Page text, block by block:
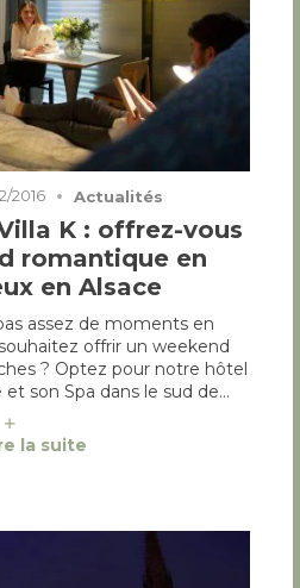
2016 Actualités
K : offrez-vous
romantique en
en Alsace
assez de moments en
offrir un weekend
? Optez pour notre hôtel
son Spa dans le sud de…
la suite